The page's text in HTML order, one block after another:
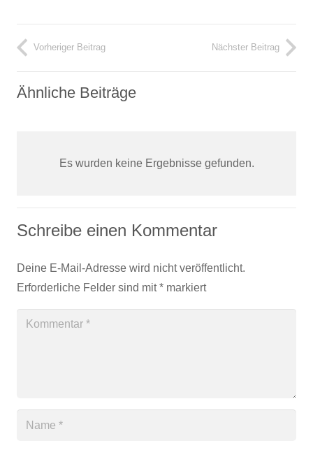
Vorheriger Beitrag Nächster Beitrag
Ähnliche Beiträge
Es wurden keine Ergebnisse gefunden.
Schreibe einen Kommentar
Deine E-Mail-Adresse wird nicht veröffentlicht.
Erforderliche Felder sind mit* markiert